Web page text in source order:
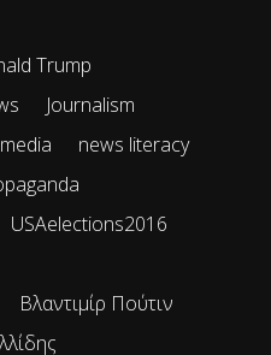
Trump
Journalism
news literacy
USAelections2016
Βλαντιμίρ Πούτιν